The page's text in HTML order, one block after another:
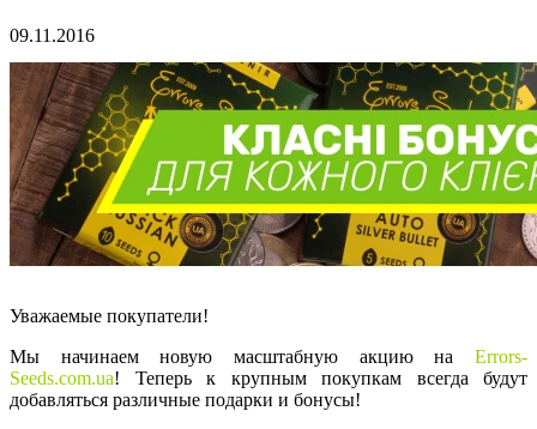
09.11.2016
Уважаемые покупатели!
Мы начинаем новую масштабную акцию на Errors-
Seeds.com.ua! Теперь к крупным покупкам всегда будут
добавляться различные подарки и бонусы!